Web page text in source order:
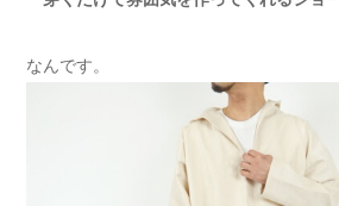
なんです。